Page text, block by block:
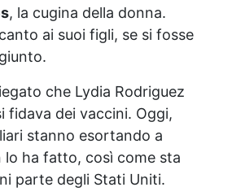
, la cugina della donna.
ai suoi figli, se si fosse
che Lydia Rodriguez
fidava dei vaccini. Oggi,
stanno esortando a
lo ha fatto, così come sta
parte degli Stati Uniti.